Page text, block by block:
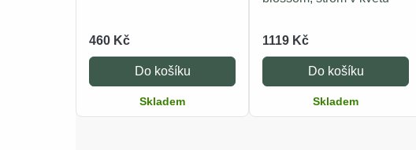
460 Kč
Do košíku
Skladem
1119 Kč
Do košíku
Skladem